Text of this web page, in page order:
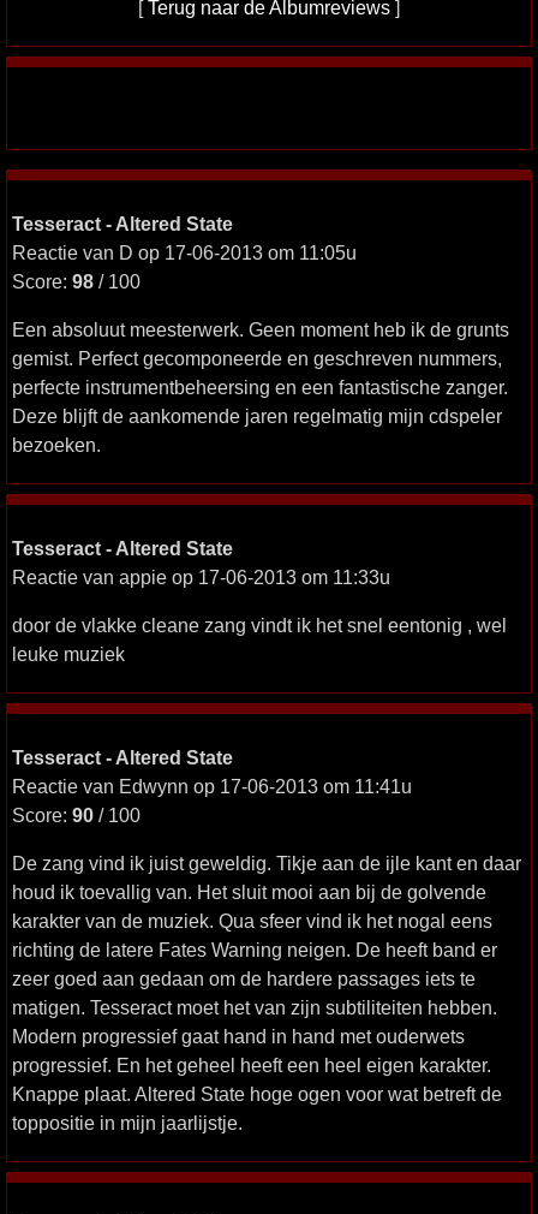
[Terug naar de Albumreviews ]
Tesseract - Altered State
Reactie van D op 17-06-2013 om 11:05u
Score: 98 / 100
Een absoluut meesterwerk. Geen moment heb ik de grunts
gemist. Perfect gecomponeerde en geschreven nummers,
perfecte instrumentbeheersing en een fantastische zanger.
Deze blijft de aankomende jaren regelmatig mijn cdspeler
bezoeken.
Tesseract - Altered State
Reactie van appie op 17-06-2013 om 11:33u
door de vlakke cleane zang vindt ik het snel eentonig , wel
leuke muziek
Tesseract - Altered State
Reactie van Edwynn op 17-06-2013 om 11:41u
Score: 90 / 100
De zang vind ik juist geweldig. Tikje aan de ijle kant en daar
houd ik toevallig van. Het sluit mooi aan bij de golvende
karakter van de muziek. Qua sfeer vind ik het nogal eens
richting de latere Fates Warning neigen. De heeft band er
zeer goed aan gedaan om de hardere passages iets te
matigen. Tesseract moet het van zijn subtiliteiten hebben.
Modern progressief gaat hand in hand met ouderwets
progressief. En het geheel heeft een heel eigen karakter.
Knappe plaat. Altered State hoge ogen voor wat betreft de
toppositie in mijn jaarlijstje.